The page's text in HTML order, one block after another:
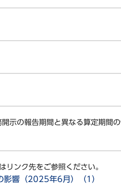
示の報告期間と異なる算定期間
リンク先をご参照ください。
影響（2025年6月）（1）